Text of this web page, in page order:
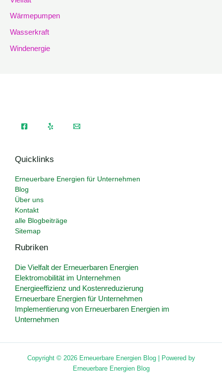
Wärmepumpen
Wasserkraft
Windenergie
Quicklinks
Erneuerbare Energien für Unternehmen
Blog
Über uns
Kontakt
alle Blogbeiträge
Sitemap
Rubriken
Die Vielfalt der Erneuerbaren Energien
Elektromobilität im Unternehmen
Energieeffizienz und Kostenreduzierung
Erneuerbare Energien für Unternehmen
Implementierung von Erneuerbaren Energien im
Unternehmen
Copyright © 2026 Erneuerbare Energien Blog | Powered by
Erneuerbare Energien Blog